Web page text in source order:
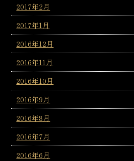
2017年2月
2017年1月
2016年12月
2016年11月
2016年10月
2016年9月
2016年8月
2016年7月
2016年6月